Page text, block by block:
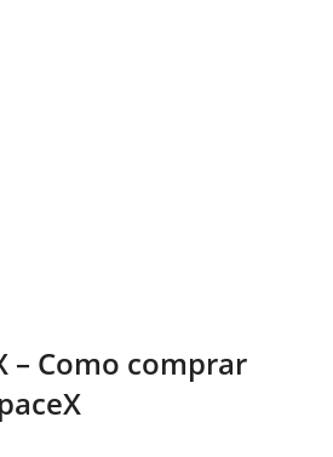
– Como comprar